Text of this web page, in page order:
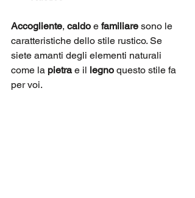
Accogliente, caldo e familiare sono le
caratteristiche dello stile rustico. Se
siete amanti degli elementi naturali
come la pietra e il legno questo stile fa
per voi.